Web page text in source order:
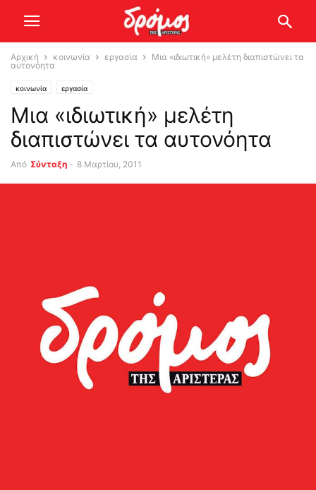
Αρχική κοινωνία εργασία
Μια «ιδιωτική» μελέτη διαπιστώνει τα
αυτονόητα
κοινωνία εργασία
Μια «ιδιωτική» μελέτη
διαπιστώνει τα αυτονόητα
Από Σύνταξη - 8 Μαρτίου, 2011